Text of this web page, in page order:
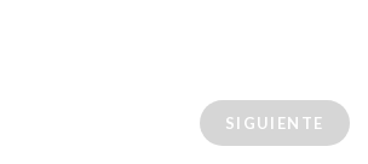
SIGUIENTE